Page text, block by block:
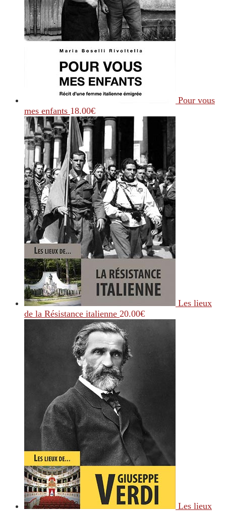
Pour vous
mes enfants 18.00€
Les lieux
de la Résistance italienne 20.00€
Les lieux